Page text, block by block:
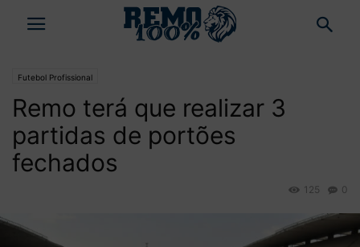
Futebol Profissional
Remo terá que realizar 3
partidas de portões
fechados
0
125